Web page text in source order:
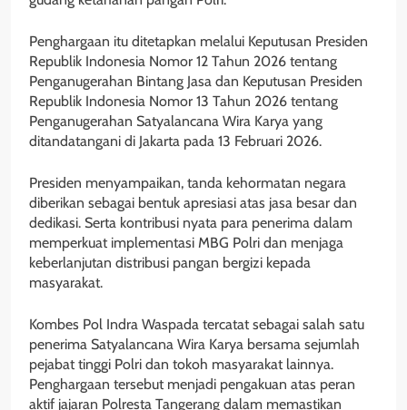
Penghargaan itu ditetapkan melalui Keputusan Presiden
Republik Indonesia Nomor 12 Tahun 2026 tentang
Penganugerahan Bintang Jasa dan Keputusan Presiden
Republik Indonesia Nomor 13 Tahun 2026 tentang
Penganugerahan Satyalancana Wira Karya yang
ditandatangani di Jakarta pada 13 Februari 2026.
Presiden menyampaikan, tanda kehormatan negara
diberikan sebagai bentuk apresiasi atas jasa besar dan
dedikasi. Serta kontribusi nyata para penerima dalam
memperkuat implementasi MBG Polri dan menjaga
keberlanjutan distribusi pangan bergizi kepada
masyarakat.
Kombes Pol Indra Waspada tercatat sebagai salah satu
penerima Satyalancana Wira Karya bersama sejumlah
pejabat tinggi Polri dan tokoh masyarakat lainnya.
Penghargaan tersebut menjadi pengakuan atas peran
aktif jajaran Polresta Tangerang dalam memastikan